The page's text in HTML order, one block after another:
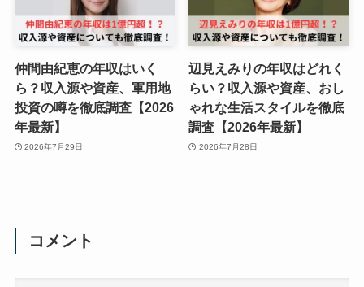
仲間由紀恵の年収はいく
ら？収入源や資産、軍用地
投資の噂を徹底調査【2026
年最新】
2026年7月29日
辺見えみりの年収はどれく
らい？収入源や資産、おし
ゃれな生活スタイルを徹底
調査【2026年最新】
2026年7月28日
コメント